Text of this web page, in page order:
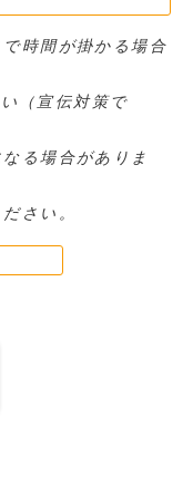
時間が掛かる場合
（宣伝対策で
る場合がありま
さい。